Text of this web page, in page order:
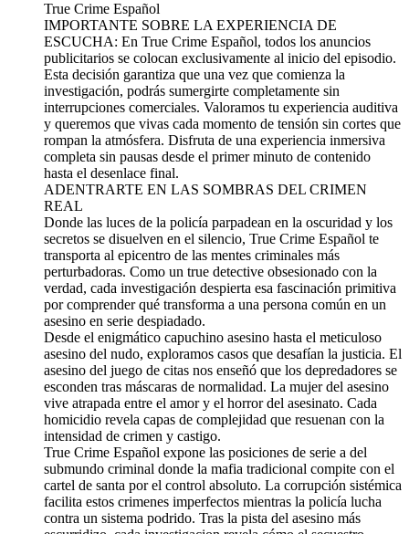
True Crime Español
IMPORTANTE SOBRE LA EXPERIENCIA DE
ESCUCHA: En True Crime Español, todos los anuncios
publicitarios se colocan exclusivamente al inicio del episodio.
Esta decisión garantiza que una vez que comienza la
investigación, podrás sumergirte completamente sin
interrupciones comerciales. Valoramos tu experiencia auditiva
y queremos que vivas cada momento de tensión sin cortes que
rompan la atmósfera. Disfruta de una experiencia inmersiva
completa sin pausas desde el primer minuto de contenido
hasta el desenlace final.
ADENTRARTE EN LAS SOMBRAS DEL CRIMEN
REAL
Donde las luces de la policía parpadean en la oscuridad y los
secretos se disuelven en el silencio, True Crime Español te
transporta al epicentro de las mentes criminales más
perturbadoras. Como un true detective obsesionado con la
verdad, cada investigación despierta esa fascinación primitiva
por comprender qué transforma a una persona común en un
asesino en serie despiadado.
Desde el enigmático capuchino asesino hasta el meticuloso
asesino del nudo, exploramos casos que desafían la justicia. El
asesino del juego de citas nos enseñó que los depredadores se
esconden tras máscaras de normalidad. La mujer del asesino
vive atrapada entre el amor y el horror del asesinato. Cada
homicidio revela capas de complejidad que resuenan con la
intensidad de crimen y castigo.
True Crime Español expone las posiciones de serie a del
submundo criminal donde la mafia tradicional compite con el
cartel de santa por el control absoluto. La corrupción sistémica
facilita estos crimenes imperfectos mientras la policía lucha
contra un sistema podrido. Tras la pista del asesino más